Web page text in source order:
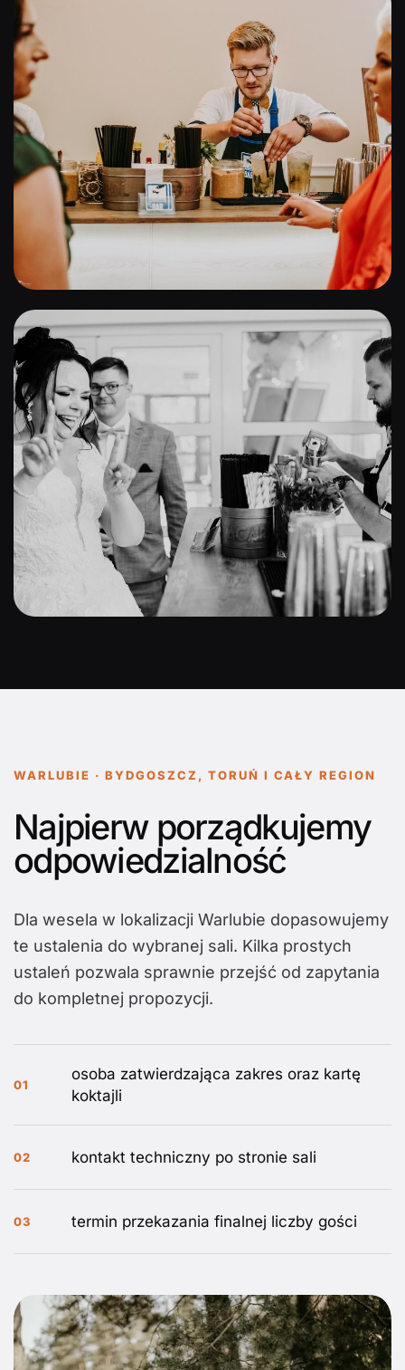
WARLUBIE · BYDGOSZCZ, TORUŃ I CAŁY REGION
Najpierw porządkujemy
odpowiedzialność
Dla wesela w lokalizacji Warlubie dopasowujemy
te ustalenia do wybranej sali. Kilka prostych
ustaleń pozwala sprawnie przejść od zapytania
do kompletnej propozycji.
01
osoba zatwierdzająca zakres oraz kartę
koktajli
02 kontakt techniczny po stronie sali
03 termin przekazania finalnej liczby gości